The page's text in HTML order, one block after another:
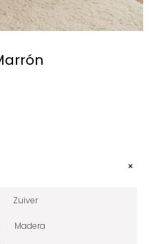
Zuiver
Madera